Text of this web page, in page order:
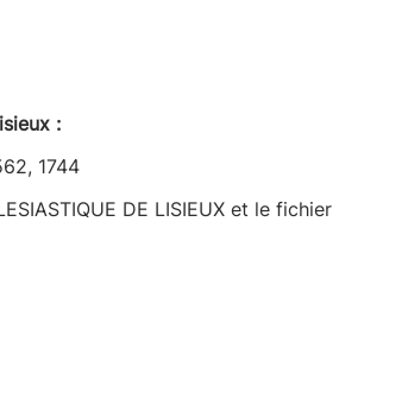
:
1744
DE LISIEUX et le fichier